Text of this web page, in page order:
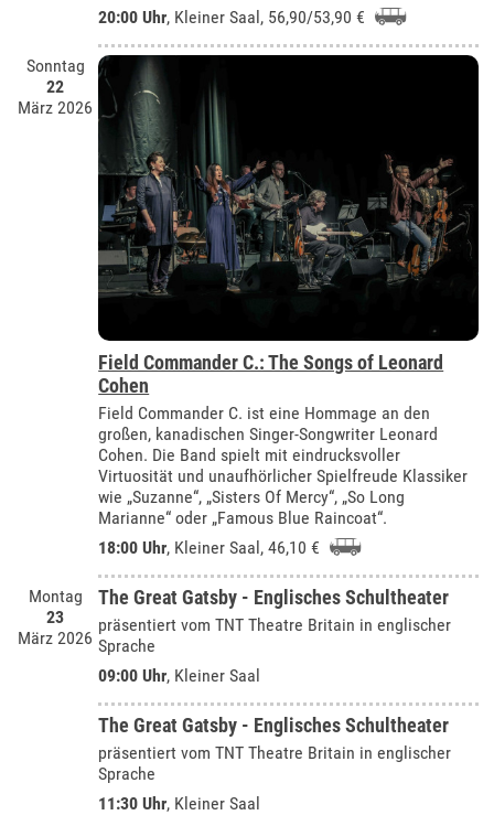
20:00 Uhr, Kleiner Saal , 56,90/53,90 €
Sonntag
22
März 2026
Field Commander C.: The Songs of Leonard
Cohen
Field Commander C. ist eine Hommage an den
großen, kanadischen Singer-Songwriter Leonard
Cohen. Die Band spielt mit eindrucksvoller
Virtuosität und unaufhörlicher Spielfreude Klassiker
wie „Suzanne“, „Sisters Of Mercy“, „So Long
Marianne“ oder „Famous Blue Raincoat“.
18:00 Uhr, Kleiner Saal, 46,10 €
Montag
23
März 2026
The Great Gatsby - Englisches Schultheater
präsentiert vom TNT Theatre Britain in englischer
Sprache
09:00 Uhr, Kleiner Saal
The Great Gatsby - Englisches Schultheater
präsentiert vom TNT Theatre Britain in englischer
Sprache
11:30 Uhr, Kleiner Saal